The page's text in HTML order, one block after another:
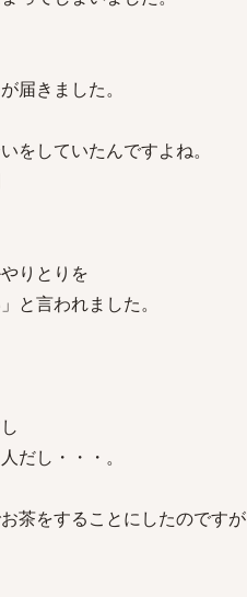
届きました。
をしていたんですよね。
りとりを
と言われました。
だし・・・。
茶をすることにしたのですが